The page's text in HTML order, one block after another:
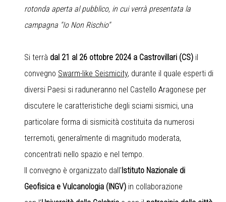
rotonda aperta al pubblico, in cui verrà presentata la
campagna "Io Non Rischio"
Si terrà dal 21 al 26 ottobre 2024 a Castrovillari (CS) il
convegno Swarm-like Seismicity, durante il quale esperti di
diversi Paesi si raduneranno nel Castello Aragonese per
discutere le caratteristiche degli sciami sismici, una
particolare forma di sismicità costituita da numerosi
terremoti, generalmente di magnitudo moderata,
concentrati nello spazio e nel tempo.
Il convegno è organizzato dall’Istituto Nazionale di
Geofisica e Vulcanologia (INGV) in collaborazione